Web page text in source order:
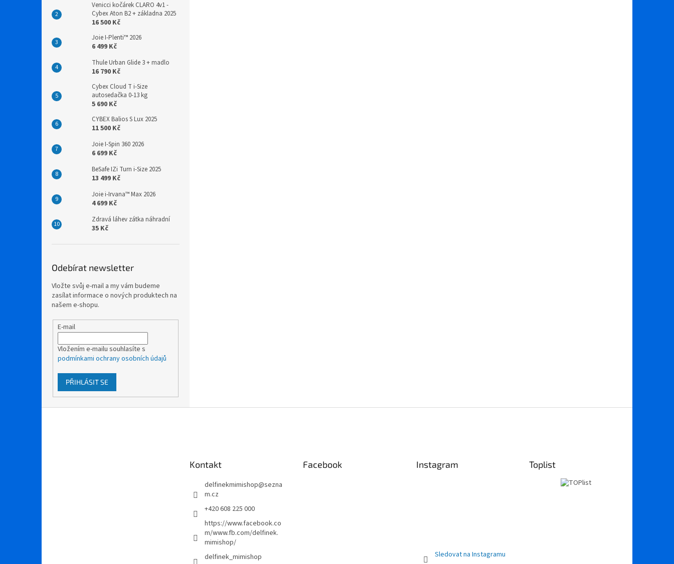
Venicci kočárek CLARO 4v1 -
Cybex Aton B2 + základna 2025
16 500 Kč
Joie I-Plenti™ 2026
6 499 Kč
Thule Urban Glide 3 + madlo
16 790 Kč
Cybex Cloud T i-Size
autosedačka 0-13 kg
5 690 Kč
CYBEX Balios S Lux 2025
11 500 Kč
Joie I-Spin 360 2026
6 699 Kč
BeSafe IZi Turn i-Size 2025
13 499 Kč
Joie i-Irvana™ Max 2026
4 699 Kč
Zdravá láhev zátka náhradní
35 Kč
Odebírat newsletter
Vložte svůj e-mail a my vám budeme
zasílat informace o nových produktech na
našem e-shopu.
E-mail
Vložením e-mailu souhlasíte s
podmínkami ochrany osobních údajů
PŘIHLÁSIT SE
Kontakt
delfinekmimishop@sezna
m.cz
+420 608 225 000
https://www.facebook.co
m/www.fb.com/delfinek.
mimishop/
delfinek_mimishop
Facebook Instagram
Sledovat na Instagramu
Toplist